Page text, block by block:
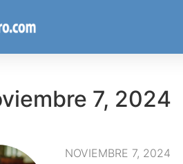
7, 2024
NOVIEMBRE 7, 2024